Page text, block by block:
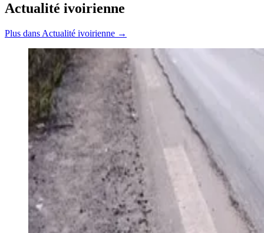
Actualité ivoirienne
Plus dans Actualité ivoirienne →